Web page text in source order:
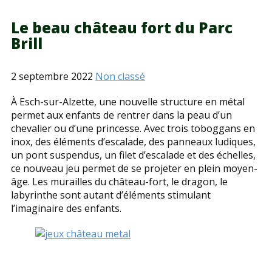
Le beau château fort du Parc
Brill
2 septembre 2022 Non classé
À Esch-sur-Alzette, une nouvelle structure en métal
permet aux enfants de rentrer dans la peau d’un
chevalier ou d’une princesse. Avec trois toboggans en
inox, des éléments d’escalade, des panneaux ludiques,
un pont suspendus, un filet d’escalade et des échelles,
ce nouveau jeu permet de se projeter en plein moyen-
âge. Les murailles du château-fort, le dragon, le
labyrinthe sont autant d’éléments stimulant
l’imaginaire des enfants.